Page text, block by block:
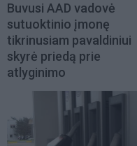
Buvusi AAD vadovė
sutuoktinio įmonę
tikrinusiam pavaldiniui
skyrė priedą prie
atlyginimo